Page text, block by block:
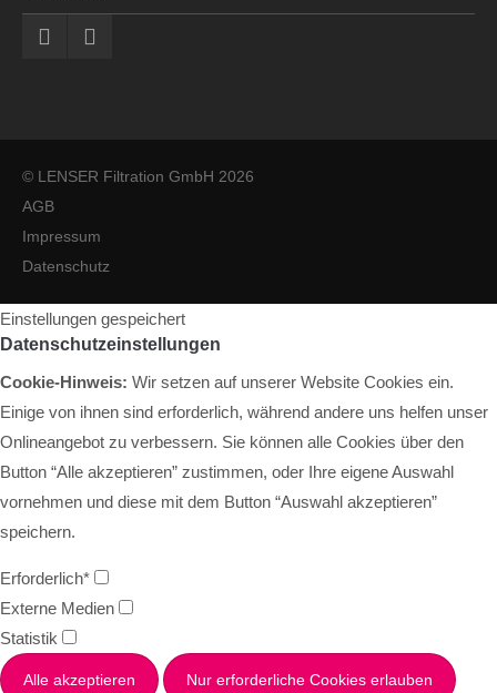
© LENSER Filtration GmbH 2026
AGB
Impressum
Datenschutz
Einstellungen gespeichert
Datenschutzeinstellungen
Cookie-Hinweis: Wir setzen auf unserer Website Cookies ein.
Einige von ihnen sind erforderlich, während andere uns helfen unser
Onlineangebot zu verbessern. Sie können alle Cookies über den
Button “Alle akzeptieren” zustimmen, oder Ihre eigene Auswahl
vornehmen und diese mit dem Button “Auswahl akzeptieren”
speichern.
Erforderlich*
Externe Medien
Statistik